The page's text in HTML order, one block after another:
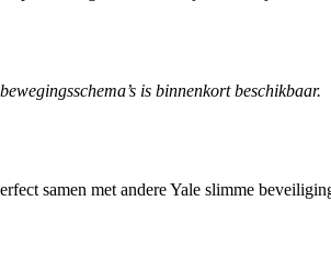
is binnenkort beschikbaar.
samen met andere Yale slimme